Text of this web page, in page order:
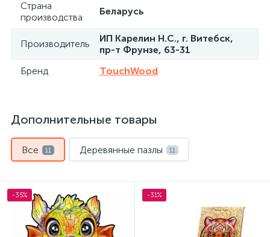
Страна
производства
Беларусь
Производитель
ИП Карелин Н.С., г. Витебск,
пр-т Фрунзе, 63-31
Бренд
TouchWood
Дополнительные товары
Все 11 Деревянные пазлы 11
-35% -31%